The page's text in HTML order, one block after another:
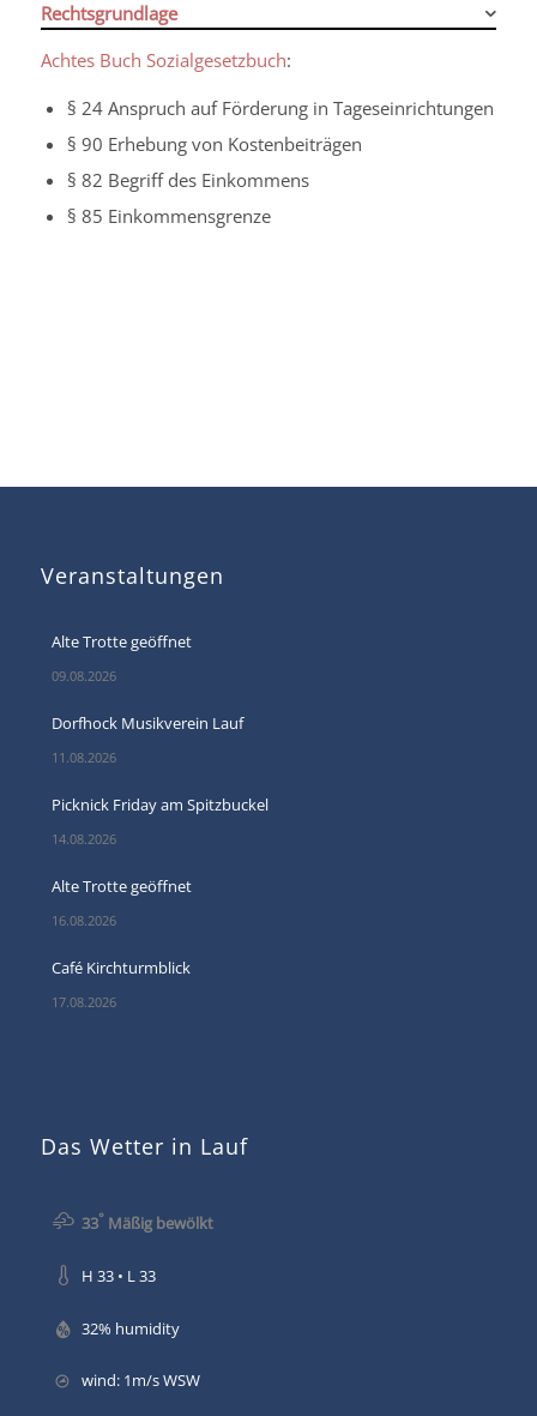
Rechtsgrundlage
Achtes Buch Sozialgesetzbuch:
§ 24 Anspruch auf Förderung in Tageseinrichtungen
§ 90 Erhebung von Kostenbeiträgen
§ 82 Begriff des Einkommens
§ 85 Einkommensgrenze
Veranstaltungen
Alte Trotte geöffnet
09.08.2026
Dorfhock Musikverein Lauf
11.08.2026
Picknick Friday am Spitzbuckel
14.08.2026
Alte Trotte geöffnet
16.08.2026
Café Kirchturmblick
17.08.2026
Das Wetter in Lauf
33°Mäßig bewölkt
H 33 • L 33
32% humidity
wind: 1m/s WSW